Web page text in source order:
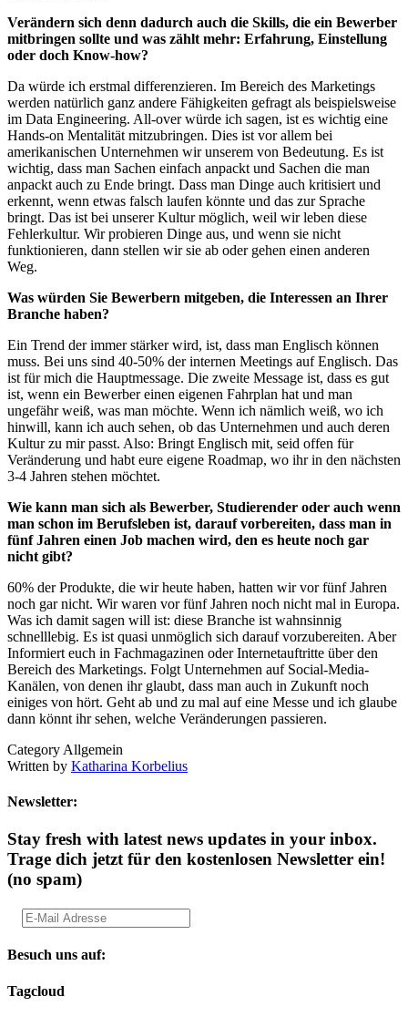
Verändern sich denn dadurch auch die Skills, die ein Bewerber
mitbringen sollte und was zählt mehr: Erfahrung, Einstellung
oder doch Know-how?
Da würde ich erstmal differenzieren. Im Bereich des Marketings
werden natürlich ganz andere Fähigkeiten gefragt als beispielsweise
im Data Engineering. All-over würde ich sagen, ist es wichtig eine
Hands-on Mentalität mitzubringen. Dies ist vor allem bei
amerikanischen Unternehmen wir unserem von Bedeutung. Es ist
wichtig, dass man Sachen einfach anpackt und Sachen die man
anpackt auch zu Ende bringt. Dass man Dinge auch kritisiert und
erkennt, wenn etwas falsch laufen könnte und das zur Sprache
bringt. Das ist bei unserer Kultur möglich, weil wir leben diese
Fehlerkultur. Wir probieren Dinge aus, und wenn sie nicht
funktionieren, dann stellen wir sie ab oder gehen einen anderen
Weg.
Was würden Sie Bewerbern mitgeben, die Interessen an Ihrer
Branche haben?
Ein Trend der immer stärker wird, ist, dass man Englisch können
muss. Bei uns sind 40-50% der internen Meetings auf Englisch. Das
ist für mich die Hauptmessage. Die zweite Message ist, dass es gut
ist, wenn ein Bewerber einen eigenen Fahrplan hat und man
ungefähr weiß, was man möchte. Wenn ich nämlich weiß, wo ich
hinwill, kann ich auch sehen, ob das Unternehmen und auch deren
Kultur zu mir passt. Also: Bringt Englisch mit, seid offen für
Veränderung und habt eure eigene Roadmap, wo ihr in den nächsten
3-4 Jahren stehen möchtet.
Wie kann man sich als Bewerber, Studierender oder auch wenn
man schon im Berufsleben ist, darauf vorbereiten, dass man in
fünf Jahren einen Job machen wird, den es heute noch gar
nicht gibt?
60% der Produkte, die wir heute haben, hatten wir vor fünf Jahren
noch gar nicht. Wir waren vor fünf Jahren noch nicht mal in Europa.
Was ich damit sagen will ist: diese Branche ist wahnsinnig
schnelllebig. Es ist quasi unmöglich sich darauf vorzubereiten. Aber
Informiert euch in Fachmagazinen oder Internetauftritte über den
Bereich des Marketings. Folgt Unternehmen auf Social-Media-
Kanälen, von denen ihr glaubt, dass man auch in Zukunft noch
einiges von hört. Geht ab und zu mal auf eine Messe und ich glaube
dann könnt ihr sehen, welche Veränderungen passieren.
Category Allgemein
Written by Katharina Korbelius
Newsletter:
Stay fresh with latest news updates in your inbox.
Trage dich jetzt für den kostenlosen Newsletter ein!
(no spam)
Besuch uns auf:
Tagcloud